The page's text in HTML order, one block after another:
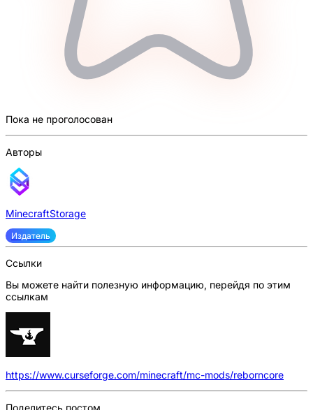
Пока не проголосован
Авторы
MinecraftStorage
Издатель
Ссылки
Вы можете найти полезную информацию, перейдя по этим
ссылкам
https://www.curseforge.com/minecraft/mc-mods/reborncore
Поделитесь постом